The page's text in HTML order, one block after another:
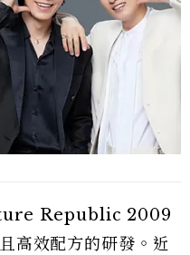
Republic 2009
高效配方的研發。近